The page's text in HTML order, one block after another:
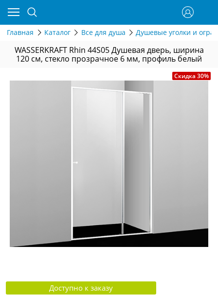
Главная Каталог Все для душа Душевые уголки и
WASSERKRAFT Rhin 44S05 Душевая дверь, ширина
120 см, стекло прозрачное 6 мм, профиль белый
Скидка 30%
Доступно к заказу